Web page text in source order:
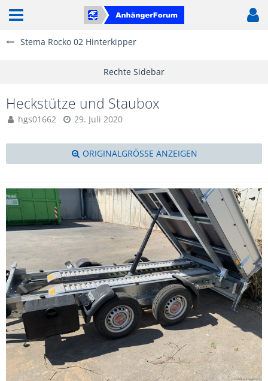
Stema Rocko 02 Hinterkipper
Heckstütze und Staubox
hgs01662 29. Juli 2020
ORIGINALGRÖSSE ANZEIGEN